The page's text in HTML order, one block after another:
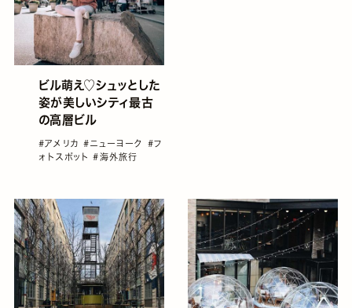
ビル萌え♡シュッとした
姿が美しいシティ最古
の高層ビル
#アメリカ#ニューヨーク #フ
ォトスポット#海外旅行